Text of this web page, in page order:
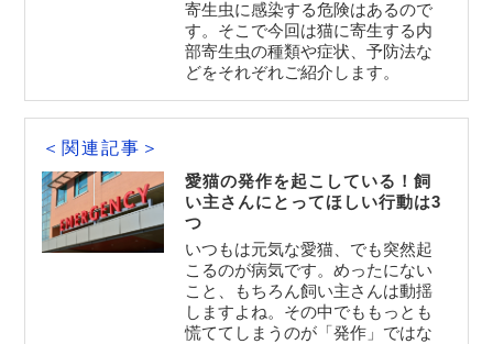
寄生虫に感染する危険はあるので
す。そこで今回は猫に寄生する内
部寄生虫の種類や症状、予防法な
どをそれぞれご紹介します。
＜関連記事＞
愛猫の発作を起こしている！飼
い主さんにとってほしい行動は3
つ
いつもは元気な愛猫、でも突然起
こるのが病気です。めったにない
こと、もちろん飼い主さんは動揺
しますよね。その中でももっとも
慌ててしまうのが「発作」ではな